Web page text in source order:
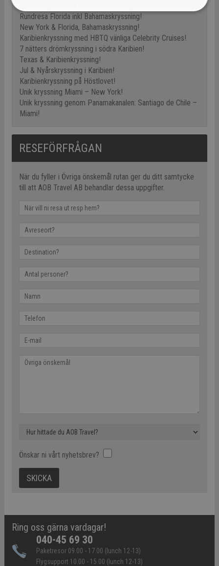
Rundresa Florida inkl Bahamaskryssning!
New York & Florida, Bahamaskryssning!
Karibienkryssning med HBTQ vänliga Celebrity Cruises!
7 nätters drömkryssning i södra Karibien!
Texas & Karibienkryssning!
Jul & Nyårskryssning i Karibien!
Karibienkryssning på Höstlovet!
Unik kryssning Miami – New York!
Unik kryssning genom Panamakanalen: Santiago de Chile –
Miami!
RESEFÖRFRÅGAN
När du fyller i Övriga önskemål rutan ger du ditt samtycke
till att AOB Travel AB behandlar dessa uppgifter.
Önskar ni vårt nyhetsbrev?
Ring oss gärna vardagar!
040-45 69 30
Paketresor 09.00 - 17.00 (lunch 12-13)
Flygsupport 10.00 - 15.00 (lunch 12-13)